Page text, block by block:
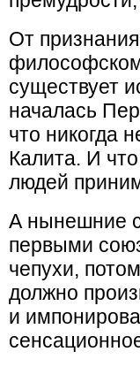
От
философском
существует
началась
что никогда
Калита. И
людей
А нынешние
первыми
чепухи,
должно
и